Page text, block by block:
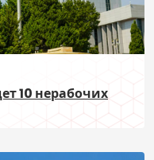
10 нерабочих